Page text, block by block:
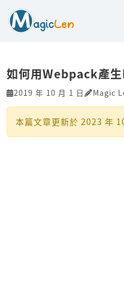
如何用Webpack產生
2019 年 10 月 1 日 Magic
本篇文章更新於 2023 年